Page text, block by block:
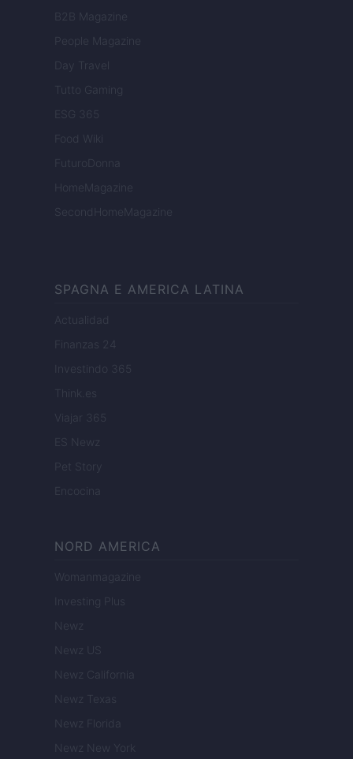
B2B Magazine
People Magazine
Day Travel
Tutto Gaming
ESG 365
Food Wiki
FuturoDonna
HomeMagazine
SecondHomeMagazine
SPAGNA E AMERICA LATINA
Actualidad
Finanzas 24
Investindo 365
Think.es
Viajar 365
ES Newz
Pet Story
Encocina
NORD AMERICA
Womanmagazine
Investing Plus
Newz
Newz US
Newz California
Newz Texas
Newz Florida
Newz New York